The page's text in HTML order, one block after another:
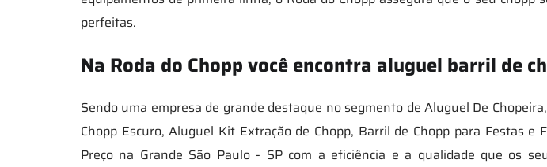
perfeitas.
Na Roda do Chopp você encontra aluguel barril de
Sendo uma empresa de grande destaque no segmento de Aluguel De
Chopp Escuro, Aluguel Kit Extração de Chopp, Barril de Chopp para Festas
Preço na Grande São Paulo - SP com a eficiência e a qualidade que os